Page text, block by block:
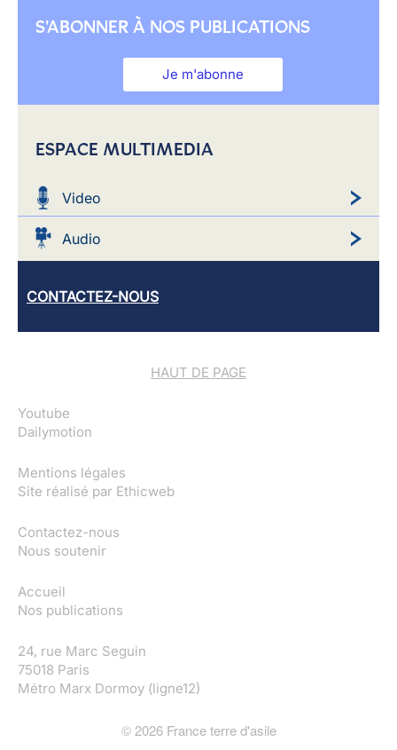
S'ABONNER À NOS PUBLICATIONS
Je m'abonne
ESPACE MULTIMEDIA
Video
Audio
CONTACTEZ-NOUS
HAUT DE PAGE
Youtube
Dailymotion
Mentions légales
Site réalisé par Ethicweb
Contactez-nous
Nous soutenir
Accueil
Nos publications
24, rue Marc Seguin
75018 Paris
Métro Marx Dormoy (ligne12)
© 2026France terre d'asile